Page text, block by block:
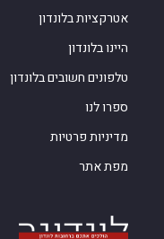
אטרקציות בלונדון
היינו בלונדון
טלפונים חשובים בלונדון
ספרו לנו
מדיניות פרטיות
מפת אתר